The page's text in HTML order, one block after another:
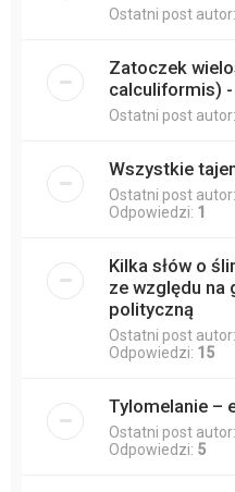
Ostatni post autor:
Zatoczek
calculiformis)
Ostatni post autor:
Wszystkie
Ostatni post autor:
Odpowiedzi: 1
Kilka słów o
ze względu na
polityczną
Ostatni post autor:
Odpowiedzi: 15
Tylomelanie –
Ostatni post autor:
Odpowiedzi: 5